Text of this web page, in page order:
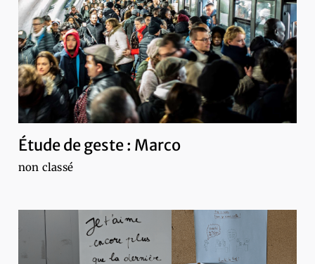
Étude de geste : Marco
non classé